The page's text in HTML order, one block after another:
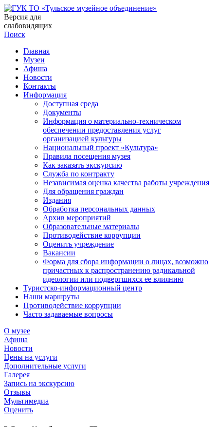
Версия для
слабовидящих
Поиск
Главная
Музеи
Афиша
Новости
Контакты
Информация
Доступная среда
Документы
Информация о материально-техническом
обеспечении предоставления услуг
организацией культуры
Национальный проект «Культура»
Правила посещения музея
Как заказать экскурсию
Служба по контракту
Независимая оценка качества работы учреждения
Для обращения граждан
Издания
Обработка персональных данных
Архив мероприятий
Образовательные материалы
Противодействие коррупции
Оценить учреждение
Вакансии
Форма для сбора информации о лицах, возможно
причастных к распространению радикальной
идеологии или подвергшихся ее влиянию
Туристско-информационный центр
Наши маршруты
Противодействие коррупции
Часто задаваемые вопросы
О музее
Афиша
Новости
Цены на услуги
Дополнительные услуги
Галерея
Запись на экскурсию
Отзывы
Мультимедиа
Оценить